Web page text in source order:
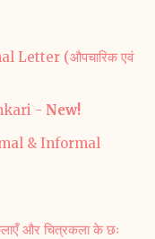
Letter (औपचारिक एवं
- New!
& Informal
और चित्रकला के छः